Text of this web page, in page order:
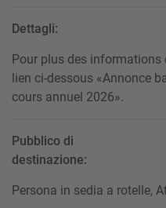
Dettagli:
Pour plus des informations
lien ci-dessous «Annonce
cours annuel 2026».
Pubblico di
destinazione:
Persona in sedia a rotelle,